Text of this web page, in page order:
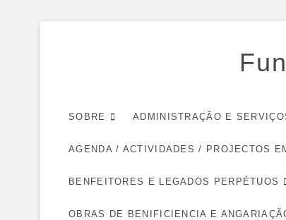
SOBRE ADMINISTRAÇÃO E
AGENDA / ACTIVIDADES / PROJECTOS
BENFEITORES E LEGADOS PERPÉTUOS
OBRAS DE BENIFICIENCIA E